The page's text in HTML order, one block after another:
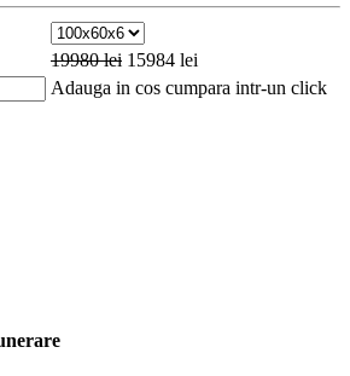
19980lei 15984 lei
Adauga in cos cumpara intr-un click